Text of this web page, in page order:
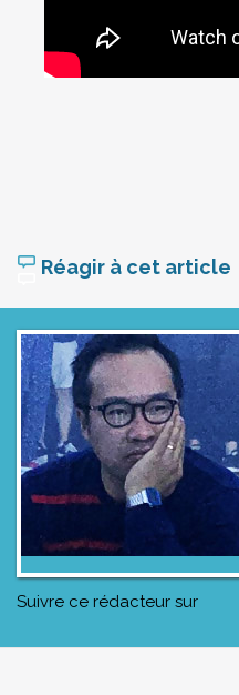
Réagir à cet article
Suivre ce rédacteur sur